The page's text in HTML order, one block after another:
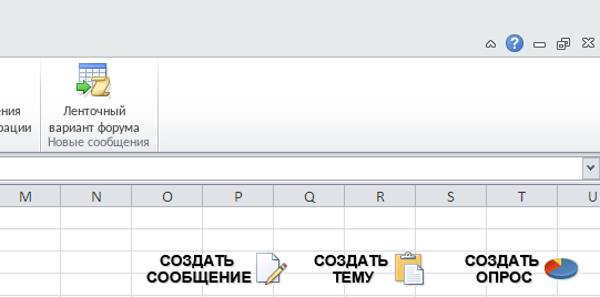
Ленточный
вариант форума
Новые сообщения